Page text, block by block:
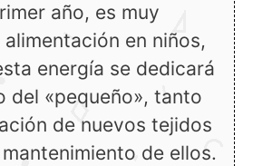
año, es muy
en niños,
energía se dedicará
del «pequeño», tanto
de nuevos tejidos
de ellos.